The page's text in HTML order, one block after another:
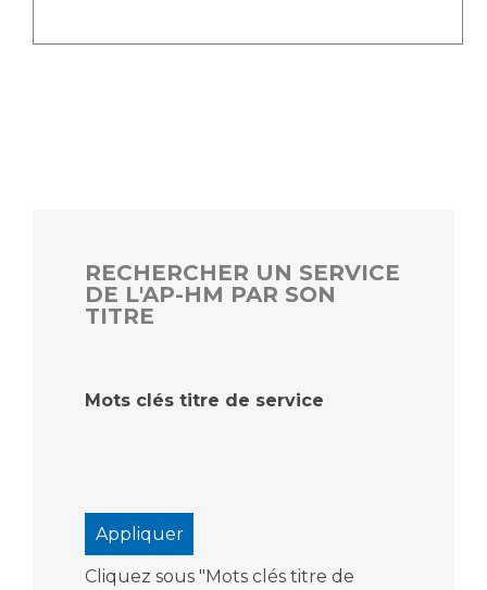
RECHERCHER UN SERVICE
DE L'AP-HM PAR SON
TITRE
Mots clés titre de service
Cliquez sous "Mots clés titre de